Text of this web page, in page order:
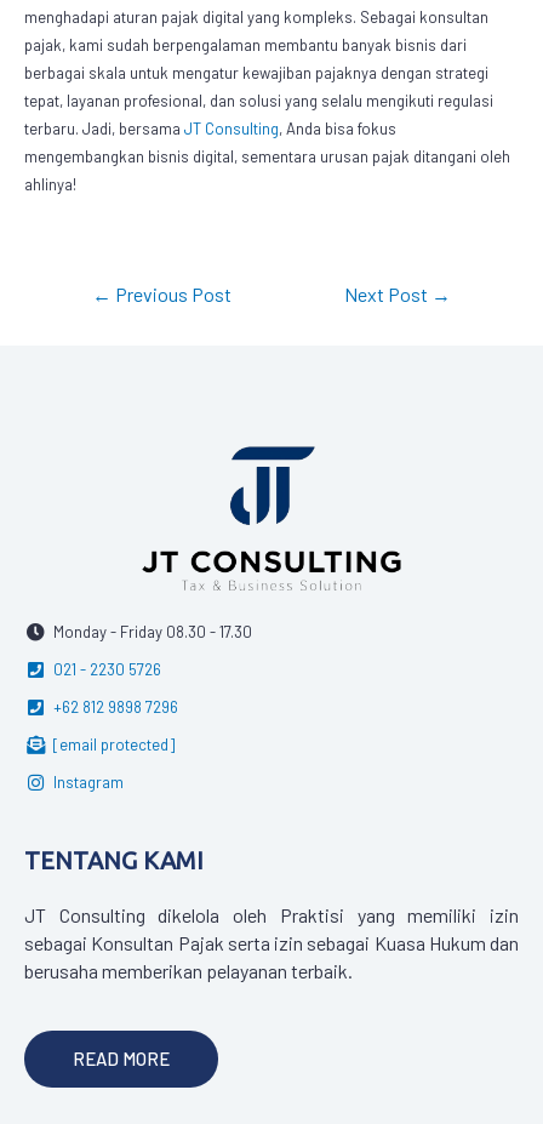
menghadapi aturan pajak digital yang kompleks. Sebagai konsultan
pajak, kami sudah berpengalaman membantu banyak bisnis dari
berbagai skala untuk mengatur kewajiban pajaknya dengan strategi
tepat, layanan profesional, dan solusi yang selalu mengikuti regulasi
terbaru. Jadi, bersamaJT Consulting, Anda bisa fokus
mengembangkan bisnis digital, sementara urusan pajak ditangani oleh
ahlinya!
← Previous Post Next Post →
Monday - Friday 08.30 - 17.30
021 - 2230 5726
+62 812 9898 7296
[email protected]
Instagram
TENTANG KAMI
JT Consulting dikelola oleh Praktisi yang memiliki izin
sebagai Konsultan Pajak serta izin sebagai Kuasa Hukum dan
berusaha memberikan pelayanan terbaik.
READ MORE